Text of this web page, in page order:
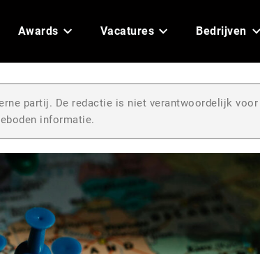
Awards Vacatures Bedrijven
partij. De redactie is niet verantwoordelijk voor
informatie.